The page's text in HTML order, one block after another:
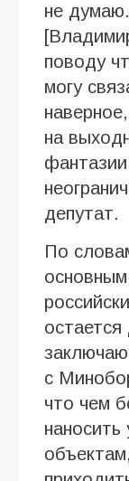
не
поводу
могу
на
депутат.
По
с
что чем